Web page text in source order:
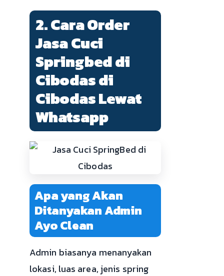
2. Cara Order
Jasa Cuci
Springbed di
Cibodas di
Cibodas Lewat
Whatsapp
Apa yang Akan
Ditanyakan Admin
Ayo Clean
Admin biasanya menanyakan
lokasi, luas area, jenis spring